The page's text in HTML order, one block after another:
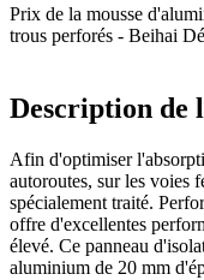
Prix ​​de la mousse
trous perforés - Beihai
Description de
Afin d'optimiser
autoroutes, sur les voies
spécialement traité.
offre d'excellentes
élevé. Ce panneau
aluminium de 20 mm